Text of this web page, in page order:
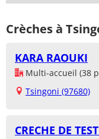
Crèches à
KARA RAOUKI
Multi-accueil (38
Tsingoni (97680)
CRECHE DE